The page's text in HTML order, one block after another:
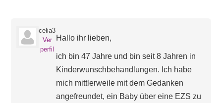
celia3
Ver
perfil
Hallo ihr lieben,
ich bin 47 Jahre und bin seit 8 Jahren in
Kinderwunschbehandlungen. Ich habe
mich mittlerweile mit dem Gedanken
angefreundet, ein Baby über eine EZS zu